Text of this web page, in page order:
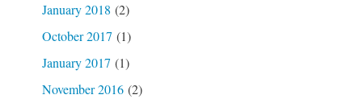
January 2018 (2)
October 2017 (1)
January 2017 (1)
November 2016(2)